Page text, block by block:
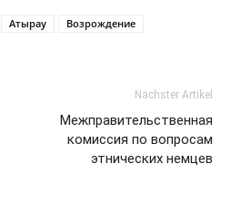
Атырау
Возрождение
Nächster Artikel
Межправительственная
комиссия по вопросам
этнических немцев